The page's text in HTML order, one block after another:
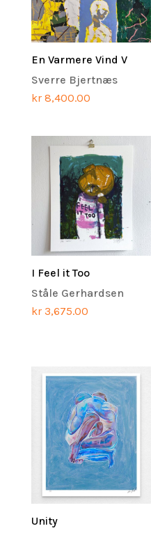
En Varmere Vind V
Sverre Bjertnæs
kr8,400.00
I Feel it Too
Ståle Gerhardsen
kr3,675.00
Unity